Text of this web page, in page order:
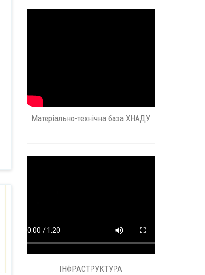
Матеріально-технічна база ХНАДУ
ІНФРАСТРУКТУРА